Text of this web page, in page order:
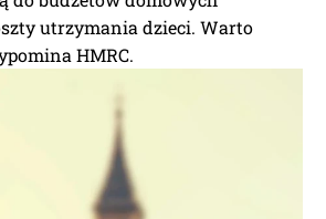
utrzymania dzieci. Warto
HMRC.